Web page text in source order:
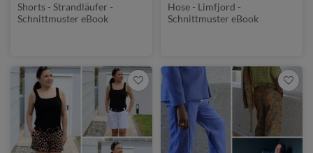
Shorts - Strandläufer -
Schnittmuster eBook
Hose - Limfjord -
Schnittmuster eBook